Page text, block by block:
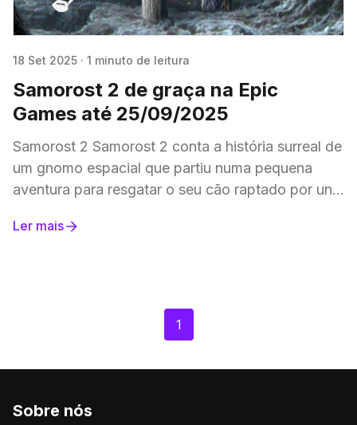
18 Set 2025 · 1 minuto de leitura
Samorost 2 de graça na Epic
Games até 25/09/2025
Samorost 2 Samorost 2 conta a história surreal de
um gnomo espacial que partiu numa pequena
aventura para resgatar o seu cão raptado por uns
Ler mais
1
Sobre nós